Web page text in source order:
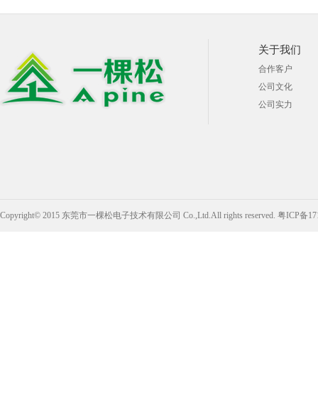
关于我们
合作客户
公司文化
公司实力
Copyright© 2015 东莞市一棵松电子技术有限公司 Co.,Ltd.All rights reserved. 粤ICP备